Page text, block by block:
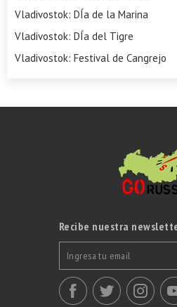
Vladivostok: DÍa de la Marina
Vladivostok: DÍa del Tigre
Vladivostok: Festival de Cangrejo
Recibe nuestra